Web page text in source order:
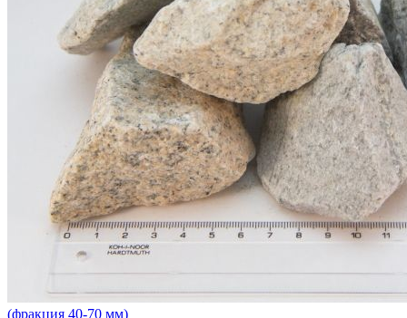
(фракция 40-70 мм)